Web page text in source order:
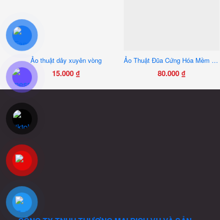
Ảo thuật dây xuyên vòng
15.000 ₫
Ảo Thuật Đũa Cứng Hóa Mềm – Đạo Cụ Ảo Thuật Sân Khấu Vui Nhộn Dễ Diễn
80.000 ₫